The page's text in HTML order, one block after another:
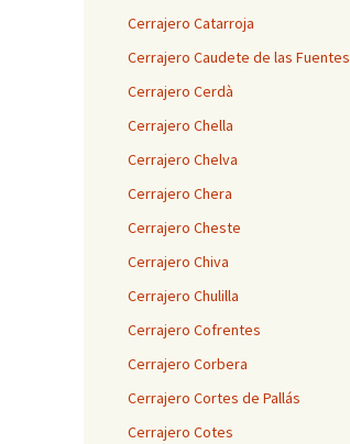
Cerrajero Catarroja
Cerrajero Caudete de las Fuentes
Cerrajero Cerdà
Cerrajero Chella
Cerrajero Chelva
Cerrajero Chera
Cerrajero Cheste
Cerrajero Chiva
Cerrajero Chulilla
Cerrajero Cofrentes
Cerrajero Corbera
Cerrajero Cortes de Pallás
Cerrajero Cotes